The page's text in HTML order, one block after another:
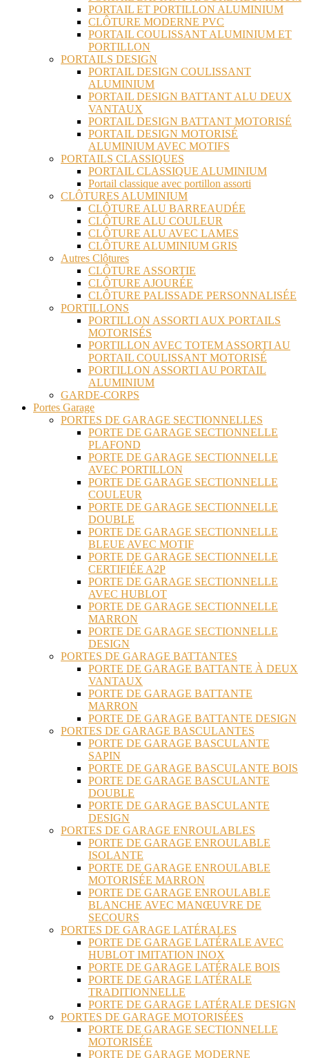
PORTAIL ET PORTILLON ALUMINIUM
CLÔTURE MODERNE PVC
PORTAIL COULISSANT ALUMINIUM ET
PORTILLON
PORTAILS DESIGN
PORTAIL DESIGN COULISSANT
ALUMINIUM
PORTAIL DESIGN BATTANT ALU DEUX
VANTAUX
PORTAIL DESIGN BATTANT MOTORISÉ
PORTAIL DESIGN MOTORISÉ
ALUMINIUM AVEC MOTIFS
PORTAILS CLASSIQUES
PORTAIL CLASSIQUE ALUMINIUM
Portail classique avec portillon assorti
CLÔTURES ALUMINIUM
CLÔTURE ALU BARREAUDÉE
CLÔTURE ALU COULEUR
CLÔTURE ALU AVEC LAMES
CLÔTURE ALUMINIUM GRIS
Autres Clôtures
CLÔTURE ASSORTIE
CLÔTURE AJOURÉE
CLÔTURE PALISSADE PERSONNALISÉE
PORTILLONS
PORTILLON ASSORTI AUX PORTAILS
MOTORISÉS
PORTILLON AVEC TOTEM ASSORTI AU
PORTAIL COULISSANT MOTORISÉ
PORTILLON ASSORTI AU PORTAIL
ALUMINIUM
GARDE-CORPS
Portes Garage
PORTES DE GARAGE SECTIONNELLES
PORTE DE GARAGE SECTIONNELLE
PLAFOND
PORTE DE GARAGE SECTIONNELLE
AVEC PORTILLON
PORTE DE GARAGE SECTIONNELLE
COULEUR
PORTE DE GARAGE SECTIONNELLE
DOUBLE
PORTE DE GARAGE SECTIONNELLE
BLEUE AVEC MOTIF
PORTE DE GARAGE SECTIONNELLE
CERTIFIÉE A2P
PORTE DE GARAGE SECTIONNELLE
AVEC HUBLOT
PORTE DE GARAGE SECTIONNELLE
MARRON
PORTE DE GARAGE SECTIONNELLE
DESIGN
PORTES DE GARAGE BATTANTES
PORTE DE GARAGE BATTANTE À DEUX
VANTAUX
PORTE DE GARAGE BATTANTE
MARRON
PORTE DE GARAGE BATTANTE DESIGN
PORTES DE GARAGE BASCULANTES
PORTE DE GARAGE BASCULANTE
SAPIN
PORTE DE GARAGE BASCULANTE BOIS
PORTE DE GARAGE BASCULANTE
DOUBLE
PORTE DE GARAGE BASCULANTE
DESIGN
PORTES DE GARAGE ENROULABLES
PORTE DE GARAGE ENROULABLE
ISOLANTE
PORTE DE GARAGE ENROULABLE
MOTORISÉE MARRON
PORTE DE GARAGE ENROULABLE
BLANCHE AVEC MANŒUVRE DE
SECOURS
PORTES DE GARAGE LATÉRALES
PORTE DE GARAGE LATÉRALE AVEC
HUBLOT IMITATION INOX
PORTE DE GARAGE LATÉRALE BOIS
PORTE DE GARAGE LATÉRALE
TRADITIONNELLE
PORTE DE GARAGE LATÉRALE DESIGN
PORTES DE GARAGE MOTORISÉES
PORTE DE GARAGE SECTIONNELLE
MOTORISÉE
PORTE DE GARAGE MODERNE